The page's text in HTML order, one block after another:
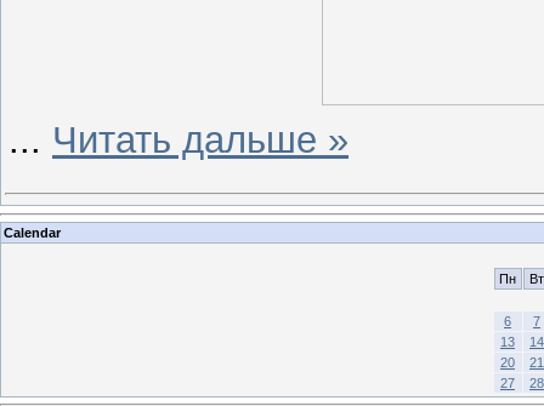
... Читать дальше »
Calendar
Пн Вт
6
7
13
14
20
21
27
28